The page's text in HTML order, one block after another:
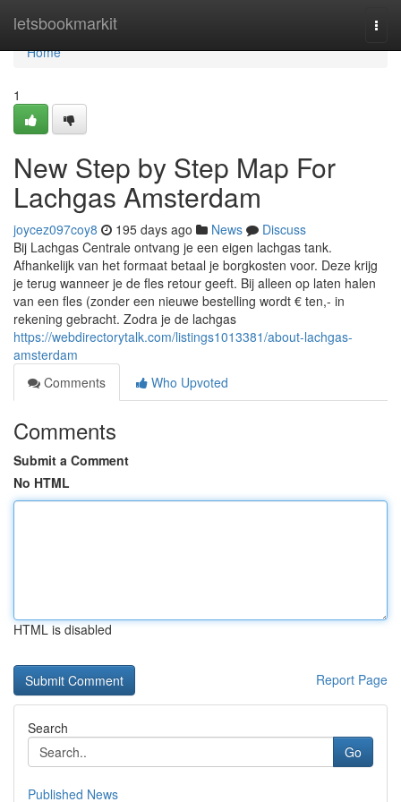
letsbookmarkit
Home
Home
1
New Step by Step Map For
Lachgas Amsterdam
joycez097coy8 195 days ago News
Discuss
Bij Lachgas Centrale ontvang je een eigen lachgas tank.
Afhankelijk van het formaat betaal je borgkosten voor. Deze krijg
je terug wanneer je de fles retour geeft. Bij alleen op laten halen
van een fles (zonder een nieuwe bestelling wordt € ten,- in
rekening gebracht. Zodra je de lachgas
https://webdirectorytalk.com/listings1013381/about-lachgas-
amsterdam
Comments
Who Upvoted
Comments
Submit a Comment
No HTML
HTML is disabled
Report Page
Search
Go
Published News